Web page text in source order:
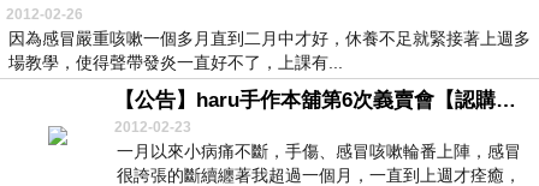
2012-02-26
因為感冒嚴重咳嗽一個多月直到二月中才好，休養不足就緊接著上週多
場教學，使得聲帶發炎一直好不了，上課有...
【公告】haru手作本舖第6次義賣會【認購結束, 3/5捐款】
2012-02-23
一月以來小病痛不斷，手傷、感冒咳嗽輪番上陣，感冒
很誇張的斷續纏著我超過一個月，一直到上週才痊癒，